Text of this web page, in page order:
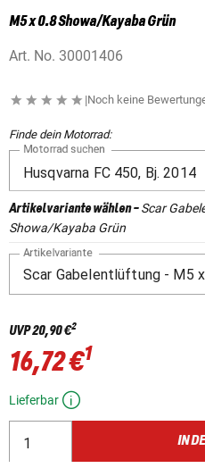
M5 x 0.8 Showa/Kayaba Grün
Art. No. 30001406
|Noch keine
Finde dein Motorrad:
Motorrad suchen
Artikelvariante wählen-Scar
Showa/Kayaba Grün
Artikelvariante
UVP20,90 €2
16,72 €1
Lieferbar
IN